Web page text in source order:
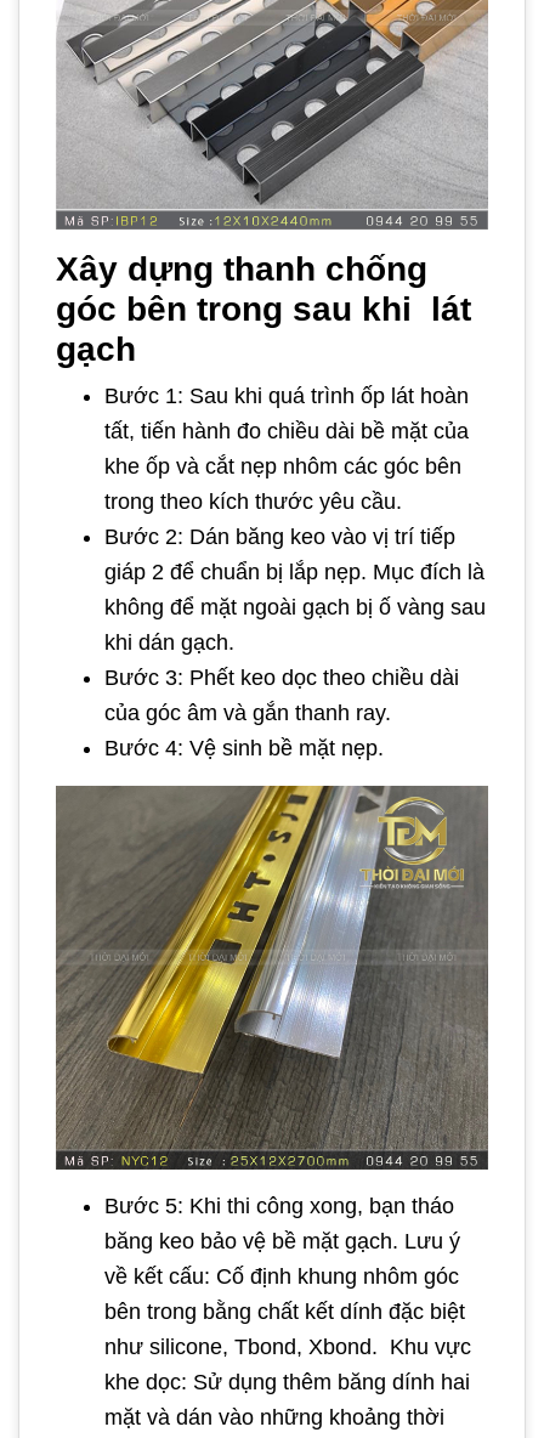
Xây dựng thanh chống
góc bên trong sau khi lát
gạch
Bước 1: Sau khi quá trình ốp lát hoàn
tất, tiến hành đo chiều dài bề mặt của
khe ốp và cắt nẹp nhôm các góc bên
trong theo kích thước yêu cầu.
Bước 2: Dán băng keo vào vị trí tiếp
giáp 2 để chuẩn bị lắp nẹp. Mục đích là
không để mặt ngoài gạch bị ố vàng sau
khi dán gạch.
Bước 3: Phết keo dọc theo chiều dài
của góc âm và gắn thanh ray.
Bước 4: Vệ sinh bề mặt nẹp.
Bước 5: Khi thi công xong, bạn tháo
băng keo bảo vệ bề mặt gạch. Lưu ý
về kết cấu: Cố định khung nhôm góc
bên trong bằng chất kết dính đặc biệt
như silicone, Tbond, Xbond. Khu vực
khe dọc: Sử dụng thêm băng dính hai
mặt và dán vào những khoảng thời